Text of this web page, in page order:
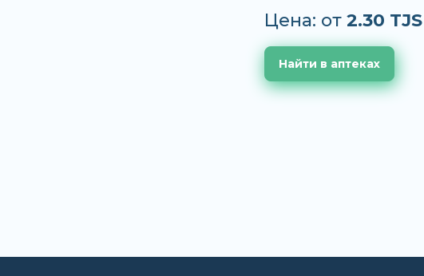
Цена: от 2.30 TJS
Найти в аптеках